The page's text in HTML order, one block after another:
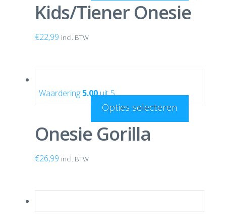
Kids/Tiener Onesie
€22,99 incl. BTW
Waardering 5.00uit 5
Onesie Gorilla
€26,99 incl. BTW
Opties selecteren